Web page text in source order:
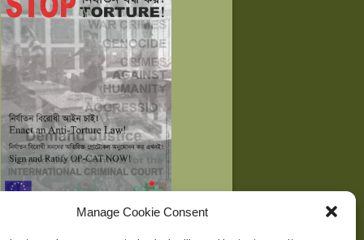
Manage Cookie Consent